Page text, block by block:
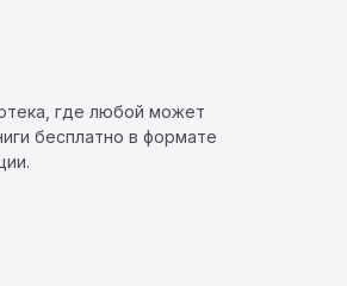
где любой может
бесплатно в формате